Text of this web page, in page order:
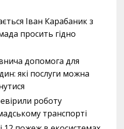
Іван Карабаник з
просить гідно
допомога для
які послуги можна
роботу
транспорті